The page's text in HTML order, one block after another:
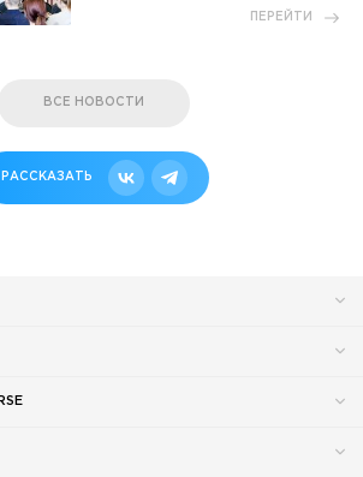
ПЕРЕЙТИ
ВСЕ НОВОСТИ
РАССКАЗАТЬ